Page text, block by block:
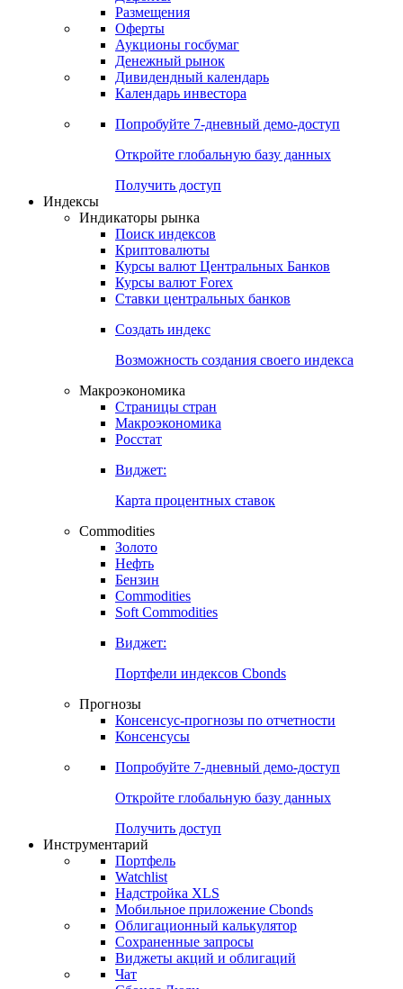
Получить доступ
Календарь
Календарь событий
Дефолты
Размещения
Оферты
Денежный рынок
Календарь инвестора
Попробуйте7-дневный
Откройте глобальную базу данных
Получить доступ
Индикаторы рынка
Поиск индексов
Курсы валют Центральных Банков
Ставки центральных банков
Создать индекс
Возможность создания своего индекса
Страницы стран
Росстат
Виджет:
Карта процентных ставок
Commodities
Золото
Бензин
Soft Commodities
Виджет:
Портфели индексов Cbonds
Прогнозы
Консенсусы
Попробуйте7-дневный
Откройте глобальную базу данных
Получить доступ
Инструментарий
Портфель
Watchlist
Надстройка XLS
Мобильное приложение Cbonds